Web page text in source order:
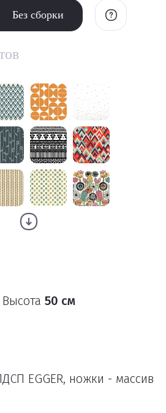
Без сборки
Высота 50 см
EGGER, ножки - массив